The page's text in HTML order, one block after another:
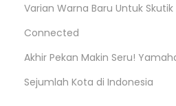
Varian Warna Baru Untuk
Connected
Akhir Pekan Makin Seru!
Sejumlah Kota di Indonesia